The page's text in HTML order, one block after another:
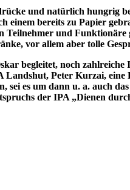
und natürlich hungrig
einem bereits zu Papier
und Funktionäre
vor allem aber tolle
begleitet, noch
Peter Kurzai,
sei es um dann u. a. auch
der IPA „Dienen